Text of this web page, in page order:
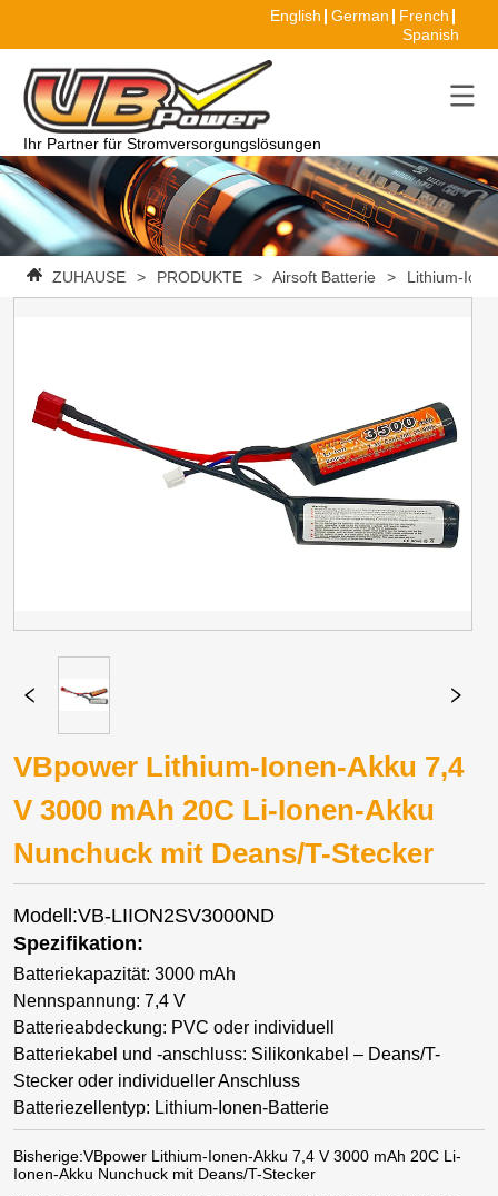
English German
French
Spanish
Ihr Partner für Stromversorgungslösungen
ZUHAUSE > PRODUKTE > Airsoft Batterie > Lithium-
VBpower Lithium-Ionen-Akku 7,4
V 3000 mAh 20C Li-Ionen-Akku
Nunchuck mit Deans/T-Stecker
Modell:VB-LIION2SV3000ND
Spezifikation:
Batteriekapazität: 3000 mAh
Nennspannung: 7,4 V
Batterieabdeckung: PVC oder individuell
Batteriekabel und -anschluss: Silikonkabel – Deans/T-
Stecker oder individueller Anschluss
Batteriezellentyp: Lithium-Ionen-Batterie
Bisherige:VBpower Lithium-Ionen-Akku 7,4 V 3000 mAh 20C Li-
Ionen-Akku Nunchuck mit Deans/T-Stecker